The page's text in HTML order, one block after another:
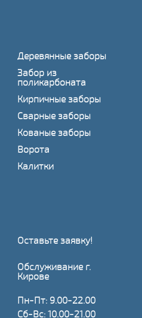
Деревянные заборы
Забор из
поликарбоната
Кирпичные заборы
Сварные заборы
Кованые заборы
Ворота
Калитки
Оставьте заявку!
Обслуживание г.
Кирове
Пн-Пт: 9.00-22.00
Сб-Вс: 10.00-21.00